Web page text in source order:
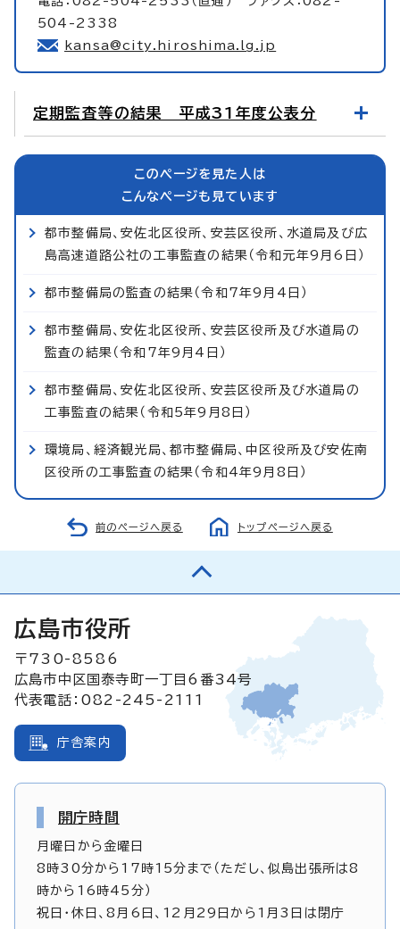
504-2338
kansa@city.hiroshima.lg.jp
定期監査等の結果 平成31年度公表分
このページを見た人は
こんなページも見ています
都市整備局、安佐北区役所、安芸区役所、水道局及び広
島高速道路公社の工事監査の結果（令和元年9月6日）
都市整備局の監査の結果（令和7年9月4日）
都市整備局、安佐北区役所、安芸区役所及び水道局の
監査の結果（令和7年9月4日）
都市整備局、安佐北区役所、安芸区役所及び水道局の
工事監査の結果（令和5年9月8日）
環境局、経済観光局、都市整備局、中区役所及び安佐南
区役所の工事監査の結果（令和4年9月8日）
前のページへ戻る トップページへ戻る
広島市役所
〒730-8586
広島市中区国泰寺町一丁目6番34号
代表電話：082-245-2111
庁舎案内
開庁時間
月曜日から金曜日
8時30分から17時15分まで（ただし、似島出張所は8
時から16時45分）
祝日・休日、8月6日、12月29日から1月3日は閉庁